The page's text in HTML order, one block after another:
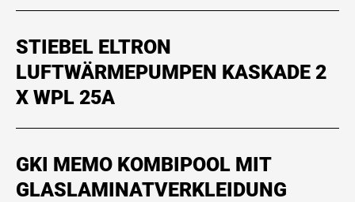
STIEBEL ELTRON
LUFTWÄRMEPUMPEN KASKADE 2
X WPL 25A
GKI MEMO KOMBIPOOL MIT
GLASLAMINATVERKLEIDUNG